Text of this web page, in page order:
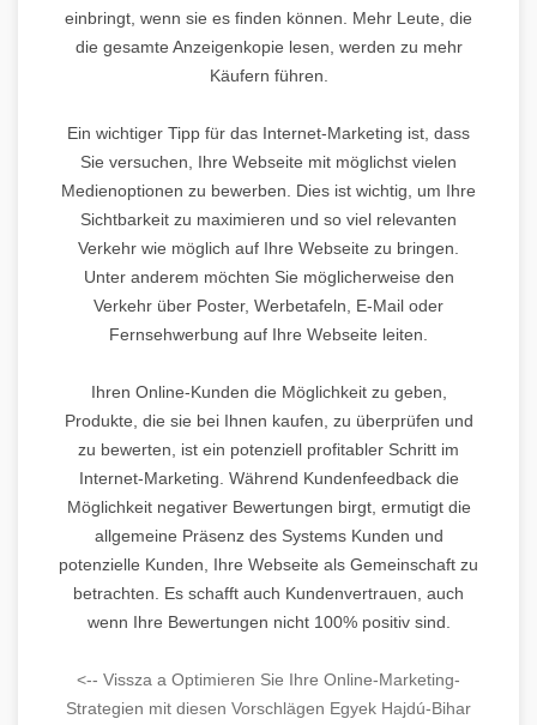
einbringt, wenn sie es finden können. Mehr Leute, die
die gesamte Anzeigenkopie lesen, werden zu mehr
Käufern führen.
Ein wichtiger Tipp für das Internet-Marketing ist, dass
Sie versuchen, Ihre Webseite mit möglichst vielen
Medienoptionen zu bewerben. Dies ist wichtig, um Ihre
Sichtbarkeit zu maximieren und so viel relevanten
Verkehr wie möglich auf Ihre Webseite zu bringen.
Unter anderem möchten Sie möglicherweise den
Verkehr über Poster, Werbetafeln, E-Mail oder
Fernsehwerbung auf Ihre Webseite leiten.
Ihren Online-Kunden die Möglichkeit zu geben,
Produkte, die sie bei Ihnen kaufen, zu überprüfen und
zu bewerten, ist ein potenziell profitabler Schritt im
Internet-Marketing. Während Kundenfeedback die
Möglichkeit negativer Bewertungen birgt, ermutigt die
allgemeine Präsenz des Systems Kunden und
potenzielle Kunden, Ihre Webseite als Gemeinschaft zu
betrachten. Es schafft auch Kundenvertrauen, auch
wenn Ihre Bewertungen nicht 100% positiv sind.
<-- Vissza a Optimieren Sie Ihre Online-Marketing-
Strategien mit diesen Vorschlägen Egyek Hajdú-Bihar